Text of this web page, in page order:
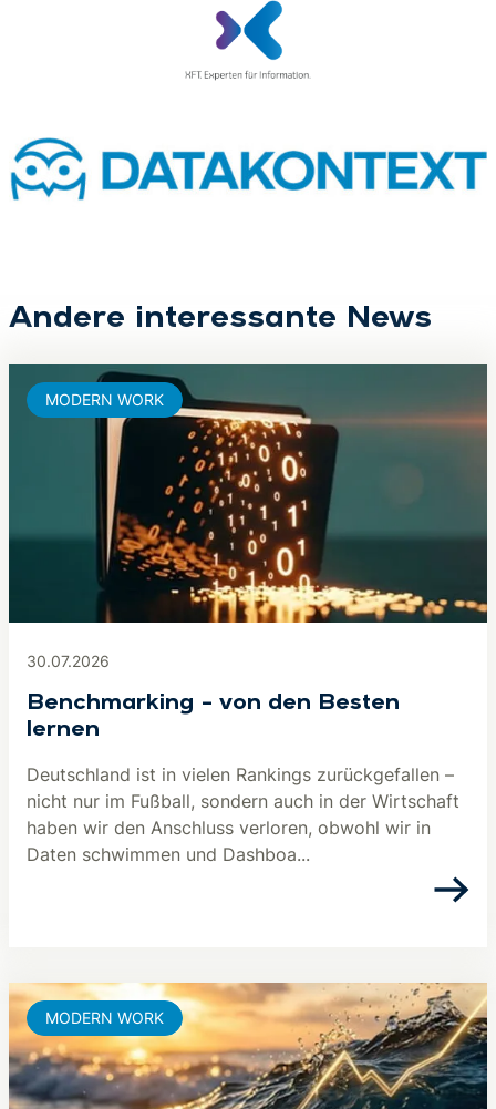
Andere interessante News
30.07.2026
Benchmarking – von den Besten
lernen
Deutschland ist in vielen Rankings zurückgefallen –
nicht nur im Fußball, sondern auch in der Wirtschaft
haben wir den Anschluss verloren, obwohl wir in
Daten schwimmen und Dashboa...
MODERN WORK
MODERN WORK